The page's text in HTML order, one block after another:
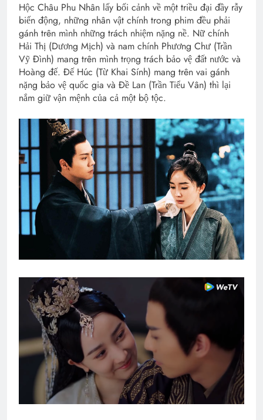
Hộc Châu Phu Nhân lấy bối cảnh về một triều đại đầy rẫy
biến động, những nhân vật chính trong phim đều phải
gánh trên mình những trách nhiệm nặng nề. Nữ chính
Hải Thị (Dương Mịch) và nam chính Phương Chư (Trần
Vỹ Đình) mang trên mình trọng trách bảo vệ đất nước và
Hoàng đế. Đế Húc (Từ Khai Sính) mang trên vai gánh
nặng bảo vệ quốc gia và Đề Lan (Trần Tiểu Vân) thì lại
nắm giữ vận mệnh của cả một bộ tộc.